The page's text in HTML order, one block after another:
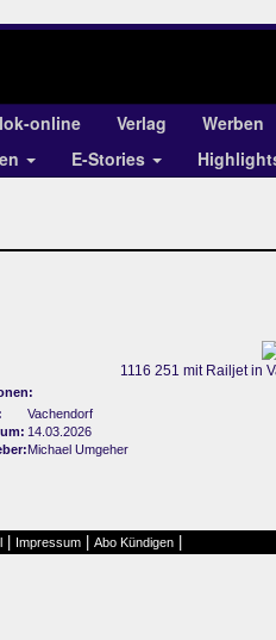
lok-online Verlag Werben
E-Stories
1116 251 mit Railjet in
Vachendorf
14.03.2026
Michael Umgeher
Impressum Abo Kündigen